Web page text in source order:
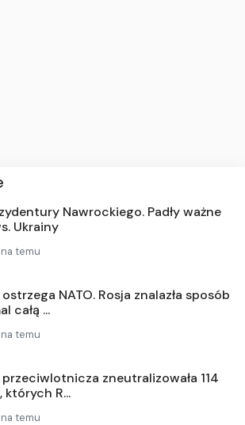
Nawrockiego. Padły ważne
Ukrainy
temu
ostrzega NATO. Rosja znalazła sposób
całą ...
temu
zneutralizowała 114
których R...
temu